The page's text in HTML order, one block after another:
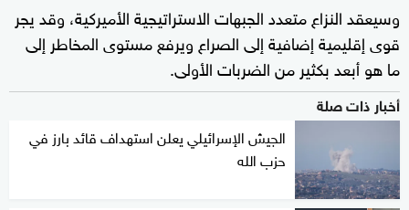
وسيعقد النزاع متعدد الجبهات الاستراتيجية الأميركية، وقد يجر
قوى إقليمية إضافية إلى الصراع ويرفع مستوى المخاطر إلى
ما هو أبعد بكثير من الضربات الأولى.
أخبار ذات صلة
الجيش الإسرائيلي يعلن استهداف قائد بارز في
حزب الله